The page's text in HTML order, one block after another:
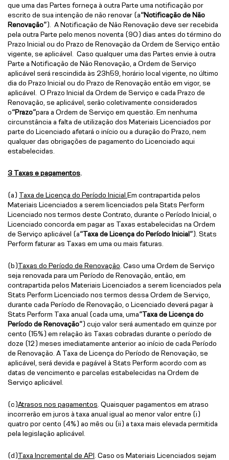
que uma das Partes forneça à outra Parte uma notificação por
escrito de sua intenção de não renovar (a“Notificação de Não
Renovação”). A Notificação de Não Renovação deve ser recebida
pela outra Parte pelo menos noventa (90) dias antes do término do
Prazo Inicial ou do Prazo de Renovação da Ordem de Serviço então
vigente, se aplicável. Caso qualquer uma das Partes envie à outra
Parte a Notificação de Não Renovação, a Ordem de Serviço
aplicável será rescindida às 23h59, horário local vigente, no último
dia do Prazo Inicial ou do Prazo de Renovação então em vigor, se
aplicável. O Prazo Inicial da Ordem de Serviço e cada Prazo de
Renovação, se aplicável, serão coletivamente considerados
o“Prazo”para a Ordem de Serviço em questão. Em nenhuma
circunstância a falta de utilização dos Materiais Licenciados por
parte do Licenciado afetará o início ou a duração do Prazo, nem
qualquer das obrigações de pagamento do Licenciado aqui
estabelecidas.
3 Taxas e pagamentos.
(a) Taxa de Licença do Período Inicial. Em contrapartida pelos
Materiais Licenciados a serem licenciados pela Stats Perform
Licenciado nos termos deste Contrato, durante o Período Inicial, o
Licenciado concorda em pagar as Taxas estabelecidas na Ordem
de Serviço aplicável (a“Taxa de Licença do Período Inicial”). Stats
Perform faturar as Taxas em uma ou mais faturas.
(b)Taxas do Período de Renovação . Caso uma Ordem de Serviço
seja renovada para um Período de Renovação, então, em
contrapartida pelos Materiais Licenciados a serem licenciados pela
Stats Perform Licenciado nos termos dessa Ordem de Serviço,
durante cada Período de Renovação, o Licenciado deverá pagar à
Stats Perform Taxa anual (cada uma, uma“Taxa de Licença do
Período de Renovação”) cujo valor será aumentado em quinze por
cento (15%) em relação às Taxas cobradas durante o período de
doze (12) meses imediatamente anterior ao início de cada Período
de Renovação. A Taxa de Licença do Período de Renovação, se
aplicável, será devida e pagável à Stats Perform acordo com as
datas de vencimento e parcelas estabelecidas na Ordem de
Serviço aplicável.
(c)Atrasos nos pagamentos . Quaisquer pagamentos em atraso
incorrerão em juros à taxa anual igual ao menor valor entre (i)
quatro por cento (4%) ao mês ou (ii) a taxa mais elevada permitida
pela legislação aplicável.
(d)Taxa Incremental de API . Caso os Materiais Licenciados sejam